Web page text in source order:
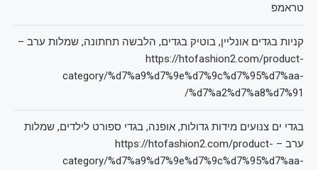
טראמפ
קניות בגדים אונליין, בוטיק בגדים, הלבשה תחתונה, שמלות ערב –
https://htofashion2.com/product-
category/%d7%a9%d7%9e%d7%9c%d7%95%d7%aa-
%d7%a2%d7%a8%d7%91/
בגדי ים צנועים מידות גדולות, אופנה, בגדי ספורט לילדים, שמלות
ערב – https://htofashion2.com/product-
category/%d7%a9%d7%9e%d7%9c%d7%95%d7%aa-